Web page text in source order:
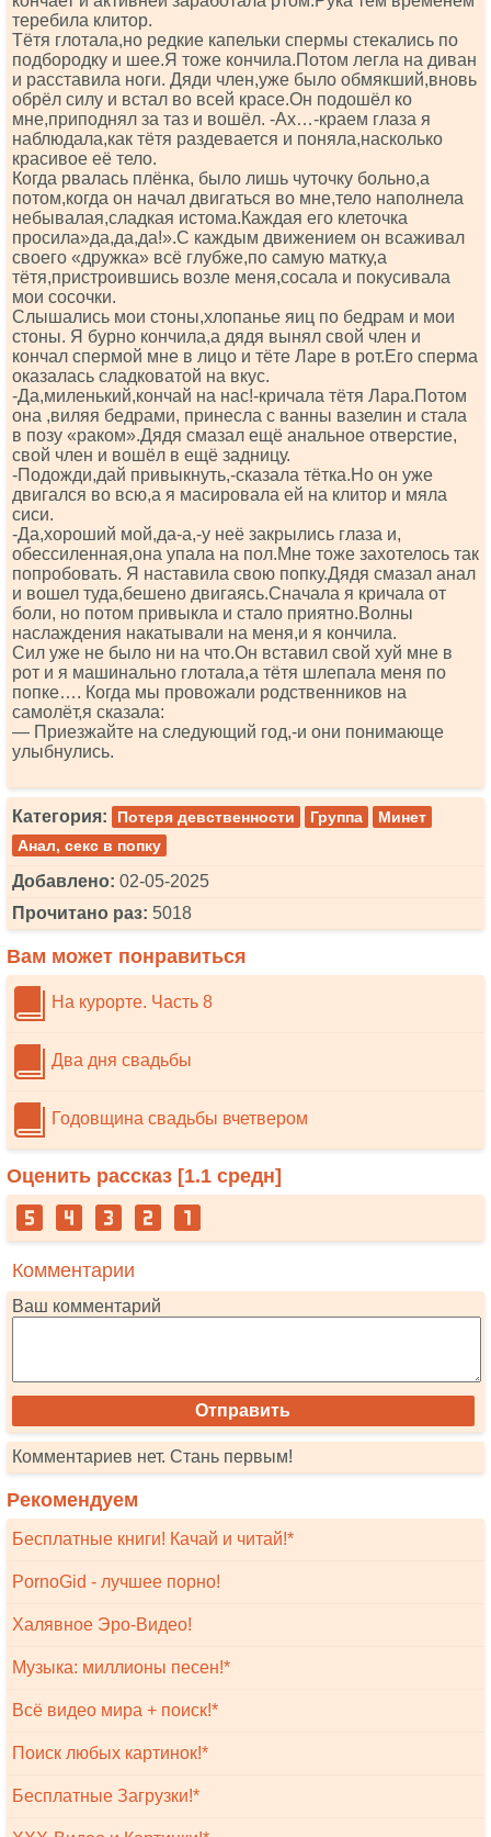
теребила клитор.
Тётя глотала,но редкие капельки спермы стекались по
подбородку и шее.Я тоже кончила.Потом легла на диван
и расставила ноги. Дяди член,уже было обмякший,вновь
обрёл силу и встал во всей красе.Он подошёл ко
мне,приподнял за таз и вошёл. -Ах…-краем глаза я
наблюдала,как тётя раздевается и поняла,насколько
красивое её тело.
Когда рвалась плёнка, было лишь чуточку больно,а
потом,когда он начал двигаться во мне,тело наполнела
небывалая,сладкая истома.Каждая его клеточка
просила»да,да,да!».С каждым движением он всаживал
своего «дружка» всё глубже,по самую матку,а
тётя,пристроившись возле меня,сосала и покусивала
мои сосочки.
Слышались мои стоны,хлопанье яиц по бедрам и мои
стоны. Я бурно кончила,а дядя вынял свой член и
кончал спермой мне в лицо и тёте Ларе в рот.Его сперма
оказалась сладковатой на вкус.
-Да,миленький,кончай на нас!-кричала тётя Лара.Потом
она ,виляя бедрами, принесла с ванны вазелин и стала
в позу «раком».Дядя смазал ещё анальное отверстие,
свой член и вошёл в ещё задницу.
-Подожди,дай привыкнуть,-сказала тётка.Но он уже
двигался во всю,а я масировала ей на клитор и мяла
сиси.
-Да,хороший мой,да-а,-у неё закрылись глаза и,
обессиленная,она упала на пол.Мне тоже захотелось так
попробовать. Я наставила свою попку.Дядя смазал анал
и вошел туда,бешено двигаясь.Сначала я кричала от
боли, но потом привыкла и стало приятно.Волны
наслаждения накатывали на меня,и я кончила.
Сил уже не было ни на что.Он вставил свой хуй мне в
рот и я машинально глотала,а тётя шлепала меня по
попке…. Когда мы провожали родственников на
самолёт,я сказала:
— Приезжайте на следующий год,-и они понимающе
улыбнулись.
Категория: Потеря девственности Группа
Минет
Анал, секс в попку
Добавлено: 02-05-2025
Прочитано раз: 5018
Вам может понравиться
На курорте. Часть 8
Два дня свадьбы
Годовщина свадьбы вчетвером
Оценить рассказ [1.1 средн]
Комментарии
Ваш комментарий
Комментариев нет. Стань первым!
Рекомендуем
Бесплатные книги! Качай и читай!*
PornoGid - лучшее порно!
Халявное Эро-Видео!
Музыка: миллионы песен!*
Всё видео мира + поиск!*
Поиск любых картинок!*
Бесплатные Загрузки!*